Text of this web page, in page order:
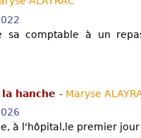
sa comptable à un
hanche - Maryse
à l'hôpital,le premier